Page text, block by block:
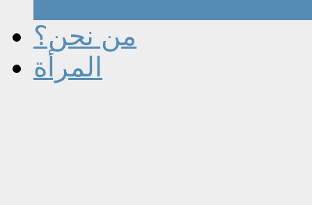
من نحن؟
المرأة